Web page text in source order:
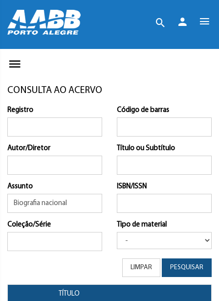
CONSULTA AO ACERVO
Registro Código de barras
Autor/Diretor Título ou Subtítulo
Assunto ISBN/ISSN
Coleção/Série Tipo de material
LIMPAR PESQUISAR
TÍTULO